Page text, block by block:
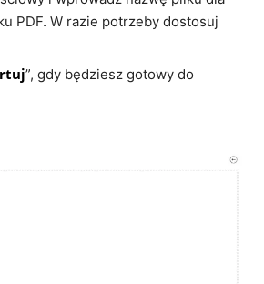
PDF. W razie potrzeby dostosuj
”, gdy będziesz gotowy do